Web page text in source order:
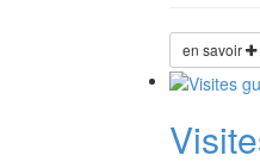
en savoir